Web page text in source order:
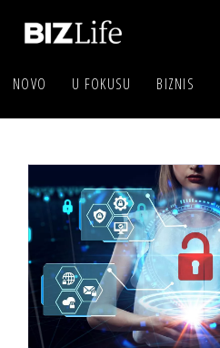
NOVO U FOKUSU BIZNIS